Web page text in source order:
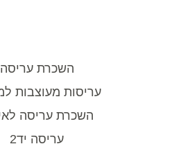
השכרת עריסה
עריסות מעוצבות
השכרת עריסה
עריסה יד2